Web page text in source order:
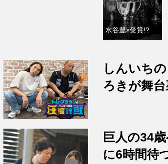
水谷豊×受賞!?
しんいち
ろきが舞
巨人の34
に6時間待